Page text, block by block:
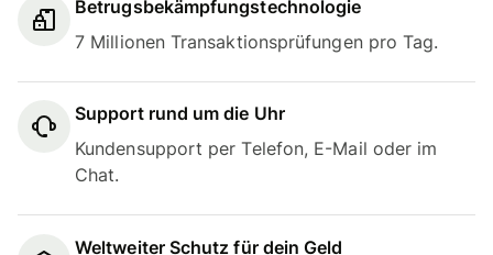
Betrugsbekämpfungstechnologie
7 Millionen Transaktionsprüfungen pro Tag.
Support rund um die Uhr
Kundensupport per Telefon, E-Mail oder im
Chat.
Weltweiter Schutz für dein Geld